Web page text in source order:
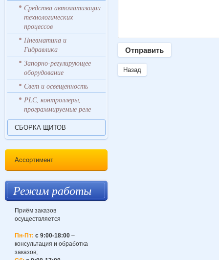
Средства автоматизации
технологических
процессов
Пневматика и
Гидравлика
Запорно-регулирующее
оборудование
Свет и освещенность
PLС, контроллеры,
программируемые реле
СБОРКА ЩИТОВ
Ассортимент
Режим работы
Приём заказов
осуществляется
Пн-Пт: с 9:00-18:00–
консультация и обработка
заказов;
Назад